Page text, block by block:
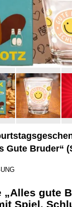
Gute Bruder“
„Alles gute
Spiel,